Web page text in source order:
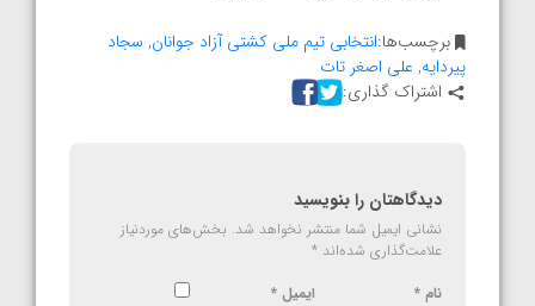
برچسب‌ها:انتخابی تیم ملی کشتی آزاد جوانان, سجاد
پیردایه, علی اصغر تات
اشتراک گذاری:
دیدگاهتان را بنویسید
نشانی ایمیل شما منتشر نخواهد شد. بخش‌های موردنیاز
علامت‌گذاری شده‌اند *
نام * ایمیل *